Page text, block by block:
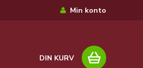
Min konto
DIN KURV